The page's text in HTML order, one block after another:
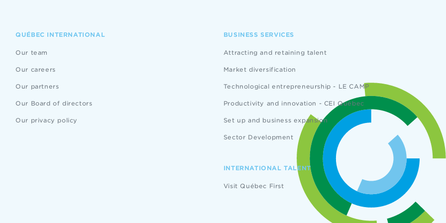
QUÉBEC INTERNATIONAL
Our team
Our careers
Our partners
Our Board of directors
Our privacy policy
BUSINESS SERVICES
Attracting and retaining talent
Market diversification
Technological entrepreneurship - LE CAMP
Productivity and innovation - CEI Québec
Set up and business expansion
Sector Development
INTERNATIONAL TALENT
Visit Québec First